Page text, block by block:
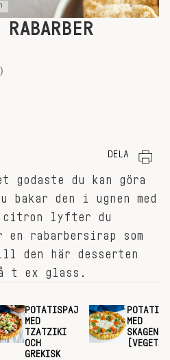
DELA
godaste du kan göra
bakar den i ugnen med
citron lyfter du
en rabarbersirap som
den här desserten
t ex glass.
POTATISPAJ
MED
TZATZIKI
OCH
GREKISK
MED